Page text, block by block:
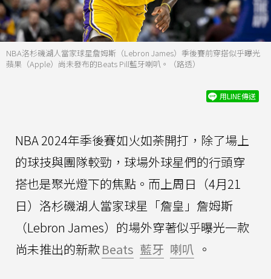
NBA洛杉磯湖人當家球星詹姆斯（Lebron James）季後賽前穿搭似乎曝光
蘋果（Apple）尚未發布的Beats Pill藍牙喇叭。（路透）
用LINE傳送
NBA 2024年季後賽如火如荼開打，除了場上
的球技與團隊較勁，球場外球星們的行頭穿
搭也是聚光燈下的焦點。而上周日（4月21
日）洛杉磯湖人當家球星「詹皇」詹姆斯
（Lebron James）的場外穿著似乎曝光一款
尚未推出的新款Beats 藍牙 喇叭 。